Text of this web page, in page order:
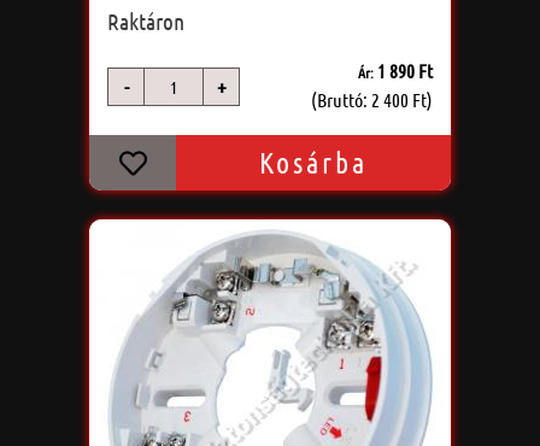
Raktáron
- +
Ár: 1 890 Ft
(Bruttó: 2 400 Ft)
Kosárba